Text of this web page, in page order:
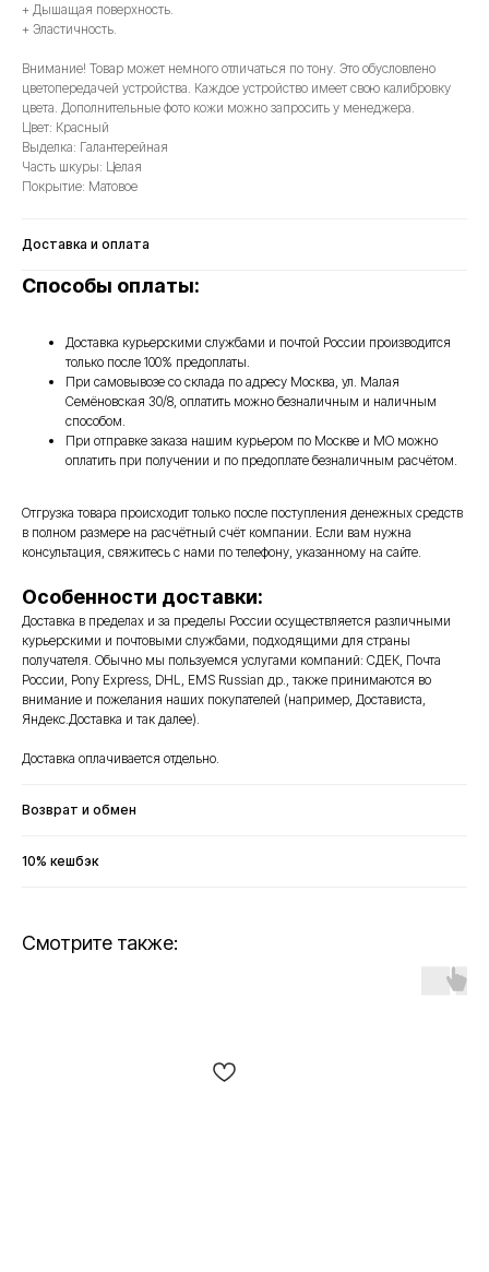
+ Дышащая поверхность.
+ Эластичность.
Внимание! Товар может немного отличаться по тону. Это обусловлено
цветопередачей устройства. Каждое устройство имеет свою калибровку
цвета. Дополнительные фото кожи можно запросить у менеджера.
Цвет: Красный
Выделка: Галантерейная
Часть шкуры: Целая
Покрытие: Матовое
Доставка и оплата
Способы оплаты:
Доставка курьерскими службами и почтой России производится
только после 100% предоплаты.
При самовывозе со склада по адресу Москва, ул. Малая
Семёновская 30/8, оплатить можно безналичным и наличным
способом.
При отправке заказа нашим курьером по Москве и МО можно
оплатить при получении и по предоплате безналичным расчётом.
Отгрузка товара происходит только после поступления денежных средств
в полном размере на расчётный счёт компании. Если вам нужна
консультация, свяжитесь с нами по телефону, указанному на сайте.
Особенности доставки:
Доставка в пределах и за пределы России осуществляется различными
курьерскими и почтовыми службами, подходящими для страны
получателя. Обычно мы пользуемся услугами компаний: СДЕК, Почта
России, Pony Express, DHL, EMS Russian др., также принимаются во
внимание и пожелания наших покупателей (например, Достависта,
Яндекс.Доставка и так далее).
Доставка оплачивается отдельно.
Возврат и обмен
10% кешбэк
Смотрите также: